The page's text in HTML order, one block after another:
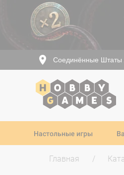
Соединённые Штаты
Настольные игры
Главная